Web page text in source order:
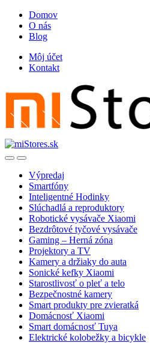
Skip
navigation
Skip
content
Domov
O nás
Blog
Môj účet
Kontakt
OpenClose
Výpredaj
Smartfóny
Inteligentné Hodinky
Slúchadlá a reproduktory
Robotické vysávače Xiaomi
Bezdrôtové tyčové vysávače
Gaming – Herná zóna
Projektory a TV
Kamery a držiaky do auta
Sonické kefky Xiaomi
Starostlivosť o pleť a telo
Bezpečnostné kamery
Smart produkty pre zvieratká
Domácnosť Xiaomi
Smart domácnosť Tuya
Elektrické kolobežky a bicykle